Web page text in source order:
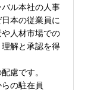
ル本社の人事
本の従業員に
人材市場での
解と承認を得
慮です。
の駐在員